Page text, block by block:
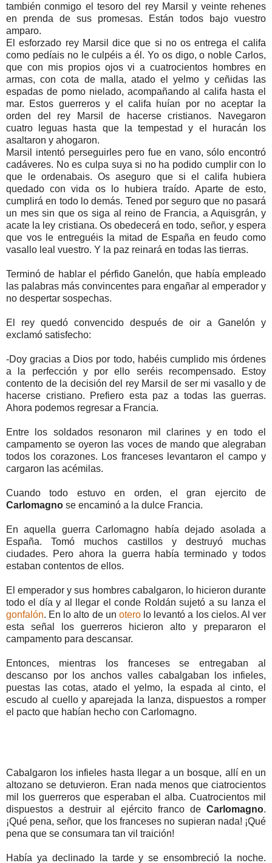
también conmigo el tesoro del rey Marsil y veinte rehenes
en prenda de sus promesas. Están todos bajo vuestro
amparo.
El esforzado rey Marsil dice que si no os entrega el califa
como pedíais no le culpéis a él. Yo os digo, o noble Carlos,
que con mis propios ojos vi a cuatrocientos hombres en
armas, con cota de malla, atado el yelmo y ceñidas las
espadas de pomo nielado, acompañando al califa hasta el
mar. Estos guerreros y el califa huían por no aceptar la
orden del rey Marsil de hacerse cristianos. Navegaron
cuatro leguas hasta que la tempestad y el huracán los
asaltaron y ahogaron.
Marsil intentó perseguirles pero fue en vano, sólo encontró
cadáveres. No es culpa suya si no ha podido cumplir con lo
que le ordenabais. Os aseguro que si el califa hubiera
quedado con vida os lo hubiera traído. Aparte de esto,
cumplirá en todo lo demás. Tened por seguro que no pasará
un mes sin que os siga al reino de Francia, a Aquisgrán, y
acate la ley cristiana. Os obedecerá en todo, señor, y espera
que vos le entreguéis la mitad de España en feudo como
vasallo leal vuestro. Y la paz reinará en todas las tierras.
Terminó de hablar el pérfido Ganelón, que había empleado
las palabras más convincentes para engañar al emperador y
no despertar sospechas.
El rey quedó convencido después de oir a Ganelón y
exclamó satisfecho:
-Doy gracias a Dios por todo, habéis cumplido mis órdenes
a la perfección y por ello seréis recompensado. Estoy
contento de la decisión del rey Marsil de ser mi vasallo y de
hacerse cristiano. Prefiero esta paz a todas las guerras.
Ahora podemos regresar a Francia.
Entre los soldados resonaron mil clarines y en todo el
campamento se oyeron las voces de mando que alegraban
todos los corazones. Los franceses levantaron el campo y
cargaron las acémilas.
Cuando todo estuvo en orden, el gran ejercito de
Carlomagno se encaminó a la dulce Francia.
En aquella guerra Carlomagno había dejado asolada a
España. Tomó muchos castillos y destruyó muchas
ciudades. Pero ahora la guerra había terminado y todos
estaban contentos de ellos.
El emperador y sus hombres cabalgaron, lo hicieron durante
todo el día y al llegar el conde Roldán sujetó a su lanza el
gonfalón. En lo alto de un oterolo levantó a los cielos. Al ver
esta señal los guerreros hicieron alto y prepararon el
campamento para descansar.
Entonces, mientras los franceses se entregaban al
descanso por los anchos valles cabalgaban los infieles,
puestas las cotas, atado el yelmo, la espada al cinto, el
escudo al cuello y aparejada la lanza, dispuestos a romper
el pacto que habían hecho con Carlomagno.
Cabalgaron los infieles hasta llegar a un bosque, allí en un
altozano se detuvieron. Eran nada menos que ciatrocientos
mil los guerreros que esperaban el alba. Cuatrocientos mil
dispuestos a destruir al ejército franco de Carlomagno.
¡Qué pena, señor, que los franceses no supieran nada! ¡Qué
pena que se consumara tan vil traición!
Había ya declinado la tarde y se ensombreció la noche.